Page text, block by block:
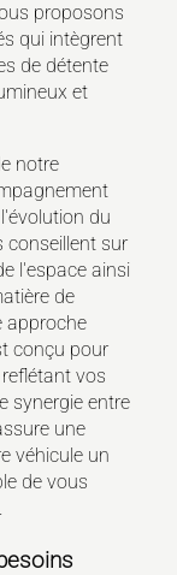
proposons
qui intègrent
de détente
et
notre
du
conseillent sur
l'espace ainsi
de
approche
conçu pour
reflétant vos
synergie entre
une
véhicule un
de vous